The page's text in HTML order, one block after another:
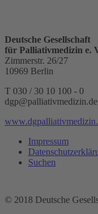
Deutsche Gesellschaft
für Palliativmedizin e.
Zimmerstr. 26/27
10969 Berlin
T 030 / 30 10 100 - 0
dgp@palliativmedizin.de
Impressum
Suchen
© 2018 Deutsche